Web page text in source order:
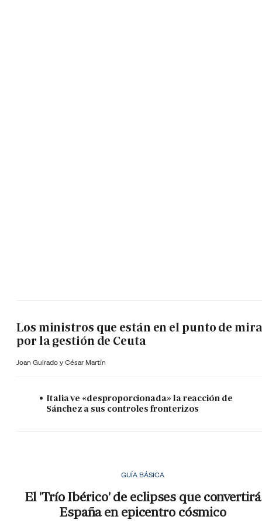
Los ministros que están en el punto de mira
por la gestión de Ceuta
Joan Guirado y César Martín
Italia ve «desproporcionada» la reacción de
Sánchez a sus controles fronterizos
GUÍA BÁSICA
El 'Trío Ibérico' de eclipses que convertirá
España en epicentro cósmico